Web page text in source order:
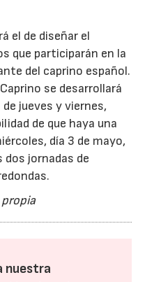
el de diseñar el
que participarán en la
del caprino español.
se desarrollará
jueves y viernes,
de que haya una
día 3 de mayo,
jornadas de
nuestra